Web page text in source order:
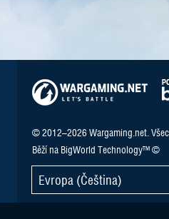
© 2012–2026 Wargaming.net.
Běží na BigWorld Technology™ ©
Evropa (Čeština)